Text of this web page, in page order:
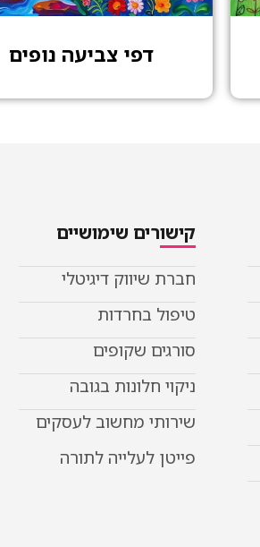
דפי צביעה נופים
קישורים שימושיים
חברת שיווק דיגיטלי
טיפול בחרדות
סורגים שקופים
ניקוי חלונות בגובה
שירותי מחשוב לעסקים
פייטן לעלייה לתורה